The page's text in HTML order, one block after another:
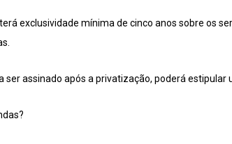
exclusividade mínima de cinco anos sobre os
ser assinado após a privatização, poderá estipular